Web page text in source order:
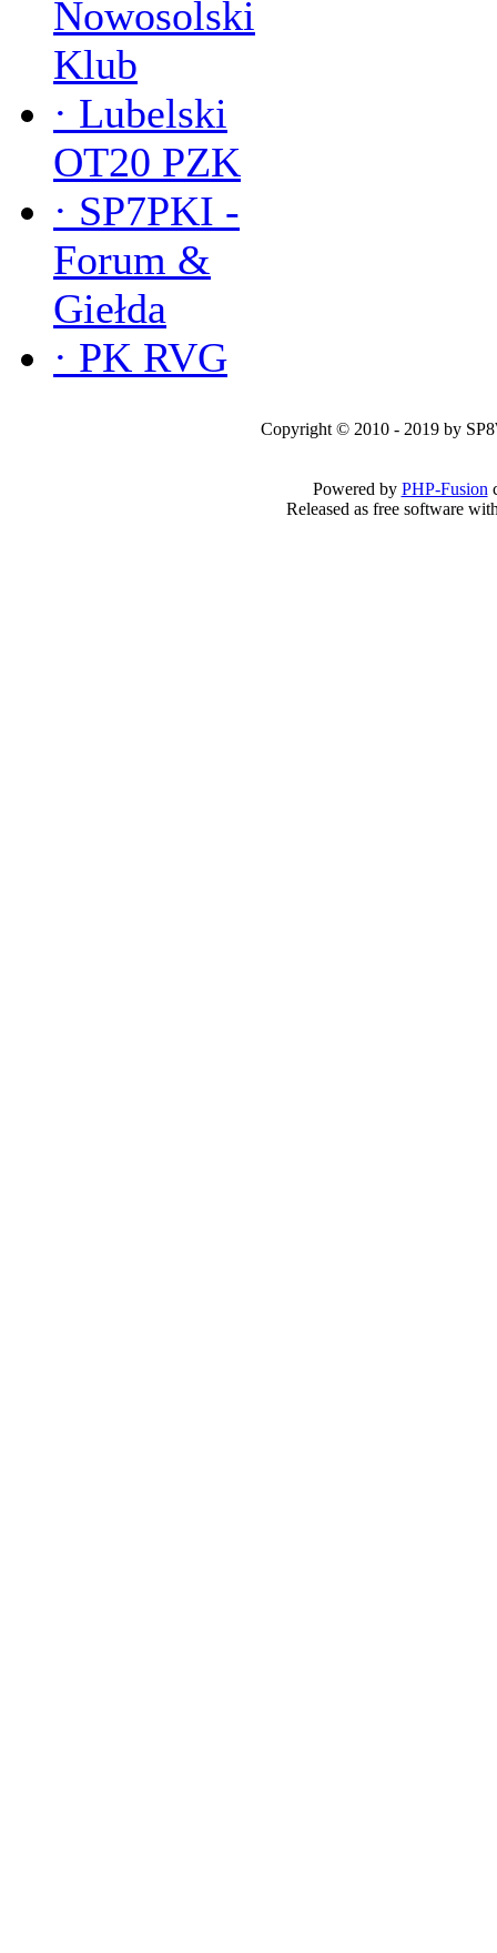
Nowosolski
Klub
· Lubelski
OT20 PZK
· SP7PKI -
Forum &
Giełda
· PK RVG
Copyright © 2010 - 2019 by
Powered by PHP-Fusion
Released as free software